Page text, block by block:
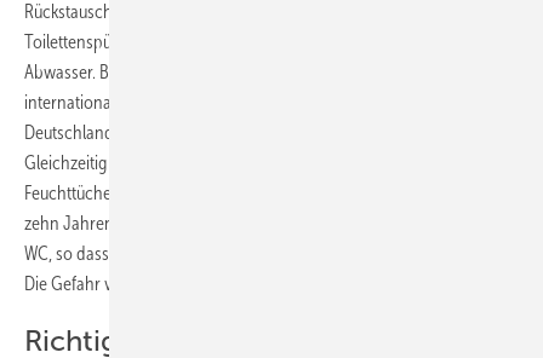
Rückstauschutz ist ein Thema, das der Laie nicht präsent hat. Die
Toilettenspülung bildet normalerweise den letzten Gedanken an das
Abwasser. Beim Wassersparen ist man in Deutschland stolz darauf, im
internationalen Vergleich zu glänzen. Auf europäischer Ebene liegt
Deutschland im Wasserverbrauch deutlich im unteren Drittel.
Gleichzeitig erhöht sich der Verbrauch von Hygieneartikeln wie etwa
Feuchttüchern (geschätzt 200 % Verbrauchssteigerung in den letzten
zehn Jahren). Auch diese Artikel landen – obwohl nicht zulässig – im
WC, so dass viele Kanäle in den Trockenwetterperioden verstopfen.
Die Gefahr von Rückstauereignissen steigt damit schlagartig.
Richtige Lösungen nicht im Fokus